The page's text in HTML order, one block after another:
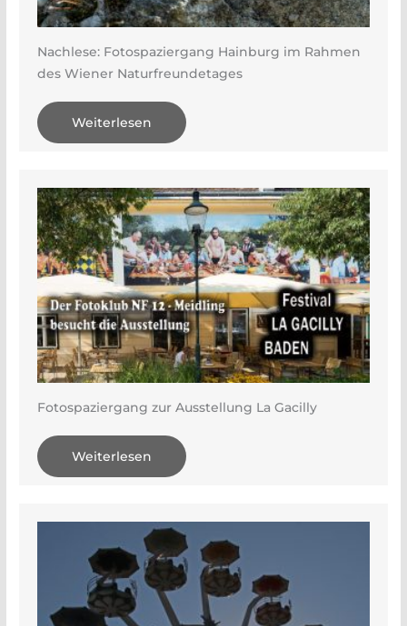
Nachlese: Fotospaziergang Hainburg im Rahmen
des Wiener Naturfreundetages
Weiterlesen
Fotospaziergang zur Ausstellung La Gacilly
Weiterlesen